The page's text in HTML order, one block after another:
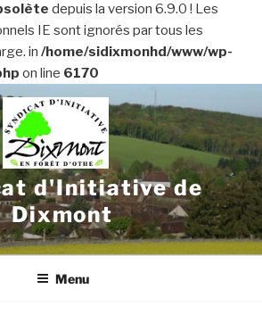
depuis la version 6.9.0 ! Les
IE sont ignorés par tous les
in /home/sidixmonhd/www/wp-
on line 6170
d'Initiative de
Dixmont
Menu